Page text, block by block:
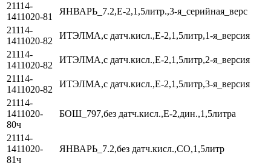
21114-
1411020-81
ЯНВАРЬ_7.2,Е-2,1,5литр.,3-я_серийная_верс
21114-
1411020-82
ИТЭЛМА,с датч.кисл.,Е-2,1,5литр,1-я_версия
21114-
1411020-82
ИТЭЛМА,с датч.кисл.,Е-2,1,5литр,2-я_версия
21114-
1411020-82
ИТЭЛМА,с датч.кисл.,Е-2,1,5литр,3-я_версия
21114-
1411020-
80ч
БОШ_797,без датч.кисл.,Е-2,дин.,1,5литра
21114-
1411020-
81ч
ЯНВАРЬ_7.2,без датч.кисл.,СО,1,5литр